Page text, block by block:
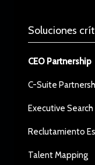
Soluciones
CEO Partnership
C-Suite
Executive Search
Reclutamiento
Talent Mapping